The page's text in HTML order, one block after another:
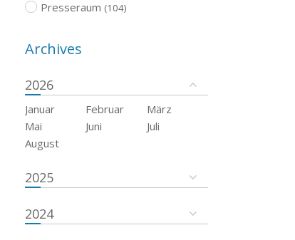
Presseraum (104)
Archives
2026
Januar Februar
März
Mai
Juni
Juli
August
2025
2024